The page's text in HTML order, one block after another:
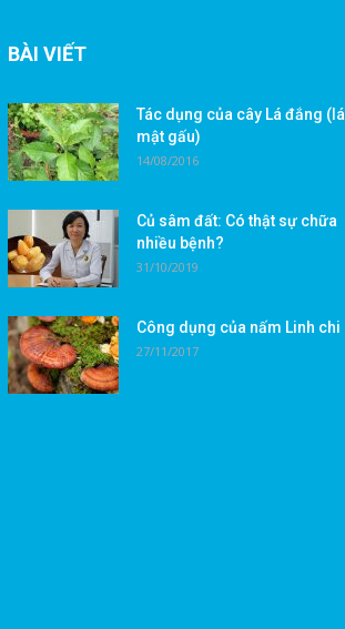
BÀI VIẾT
Tác dụng của cây Lá đắng (lá
mật gấu)
14/08/2016
Củ sâm đất: Có thật sự chữa
nhiều bệnh?
31/10/2019
Công dụng của nấm Linh chi
27/11/2017